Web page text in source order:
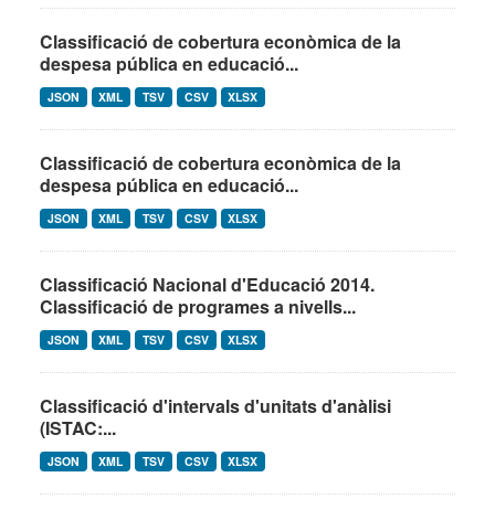
Classificació de cobertura econòmica de la
despesa pública en educació...
JSON XML TSV CSV XLSX
Classificació de cobertura econòmica de la
despesa pública en educació...
JSON XML TSV CSV XLSX
Classificació Nacional d'Educació 2014.
Classificació de programes a nivells...
JSON XML TSV CSV XLSX
Classificació d'intervals d'unitats d'anàlisi
(ISTAC:...
JSON XML TSV CSV XLSX